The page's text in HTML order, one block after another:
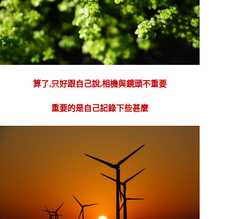
算了,只好跟自己說,相機與鏡頭不重要
重要的是自己記錄下些甚麼